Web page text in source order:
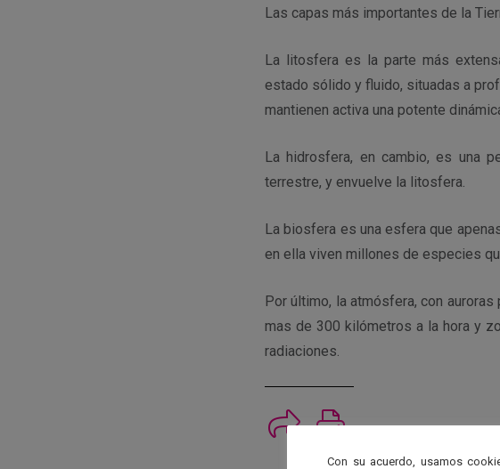
Las capas más importantes de la
La litosfera es la parte más
estado sólido y fluido, situadas a
mantienen activa una potente
La hidrosfera, en cambio, es una
terrestre, y envuelve la litosfera.
La biosfera es una esfera que
en ella viven millones de especies
Por último, la atmósfera, con
mas de 300 kilómetros a la hora y
radiaciones.
Con su acuerdo, usamos